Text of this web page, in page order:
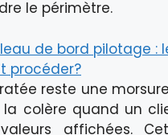
le périmètre.
de bord pilotage :
procéder?
reste une
la colère quand un
affichées.